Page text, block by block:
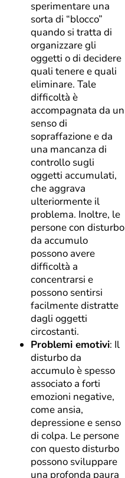
sperimentare una
sorta di “blocco”
quando si tratta di
organizzare gli
oggetti o di decidere
quali tenere e quali
eliminare. Tale
difficoltà è
accompagnata da un
senso di
sopraffazione e da
una mancanza di
controllo sugli
oggetti accumulati,
che aggrava
ulteriormente il
problema. Inoltre, le
persone con disturbo
da accumulo
possono avere
difficoltà a
concentrarsi e
possono sentirsi
facilmente distratte
dagli oggetti
circostanti.
Problemi emotivi: Il
disturbo da
accumulo è spesso
associato a forti
emozioni negative,
come ansia,
depressione e senso
di colpa. Le persone
con questo disturbo
possono sviluppare
una profonda paura